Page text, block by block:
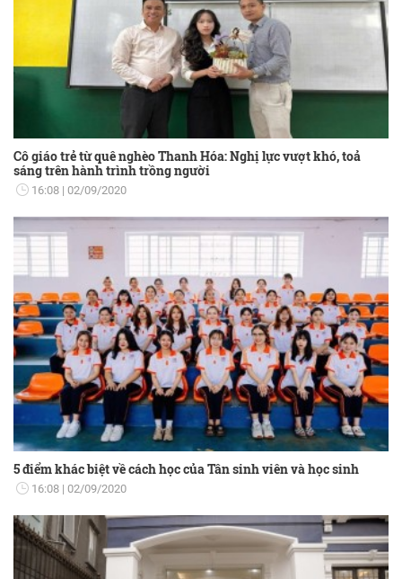
Cô giáo trẻ từ quê nghèo Thanh Hóa: Nghị lực vượt khó, toả
sáng trên hành trình trồng người
16:08 02/09/2020
5 điểm khác biệt về cách học của Tân sinh viên và học sinh
16:08 02/09/2020